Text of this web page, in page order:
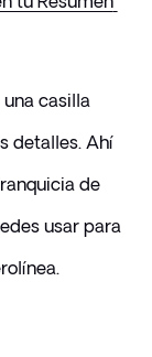
casilla
detalles. Ahí
de
usar para